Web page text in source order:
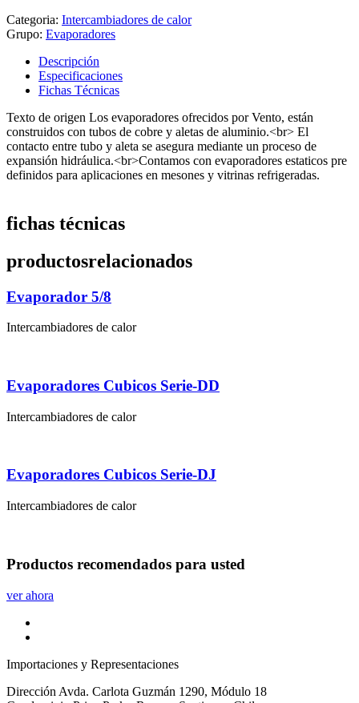
Categoria: Intercambiadores de calor
Grupo: Evaporadores
Descripción
Especificaciones
Fichas Técnicas
Texto de origen Los evaporadores ofrecidos por Vento, están
construidos con tubos de cobre y aletas de aluminio.<br> El
contacto entre tubo y aleta se asegura mediante un proceso de
expansión hidráulica.<br>Contamos con evaporadores estaticos pre
definidos para aplicaciones en mesones y vitrinas refrigeradas.
fichas técnicas
productosrelacionados
Evaporador 5/8
Intercambiadores de calor
Evaporadores Cubicos Serie-DD
Intercambiadores de calor
Evaporadores Cubicos Serie-DJ
Intercambiadores de calor
Productos recomendados para usted
ver ahora
Importaciones y Representaciones
Dirección Avda. Carlota Guzmán 1290, Módulo 18